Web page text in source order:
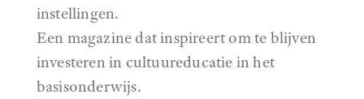
instellingen.
Een magazine dat inspireert om te blijven
investeren in cultuureducatie in het
basisonderwijs.